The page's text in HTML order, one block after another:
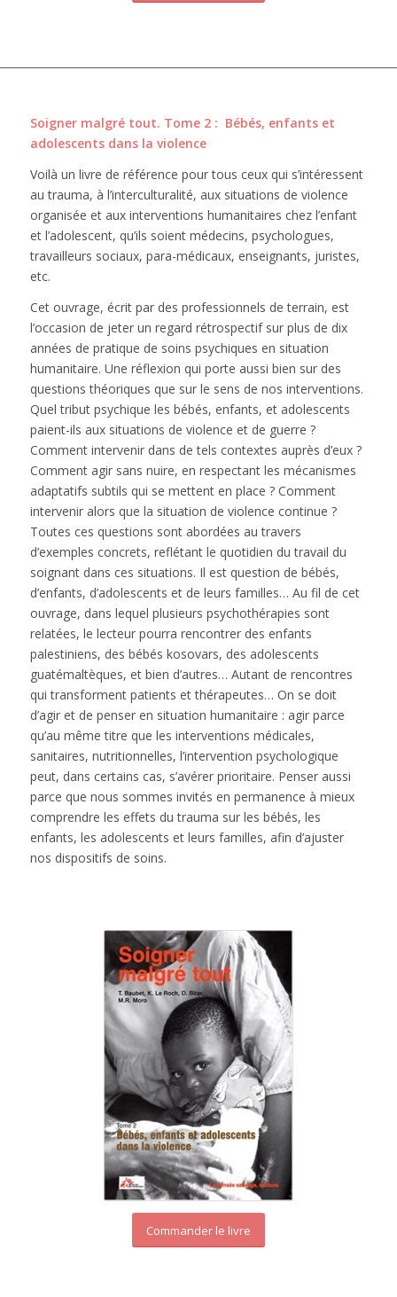
Soigner malgré tout. Tome 2 : Bébés, enfants et
adolescents dans la violence
Voilà un livre de référence pour tous ceux qui s’intéressent
au trauma, à l’interculturalité, aux situations de violence
organisée et aux interventions humanitaires chez l’enfant
et l’adolescent, qu’ils soient médecins, psychologues,
travailleurs sociaux, para-médicaux, enseignants, juristes,
etc.
Cet ouvrage, écrit par des professionnels de terrain, est
l’occasion de jeter un regard rétrospectif sur plus de dix
années de pratique de soins psychiques en situation
humanitaire. Une réflexion qui porte aussi bien sur des
questions théoriques que sur le sens de nos interventions.
Quel tribut psychique les bébés, enfants, et adolescents
paient-ils aux situations de violence et de guerre ?
Comment intervenir dans de tels contextes auprès d’eux ?
Comment agir sans nuire, en respectant les mécanismes
adaptatifs subtils qui se mettent en place ? Comment
intervenir alors que la situation de violence continue ?
Toutes ces questions sont abordées au travers
d’exemples concrets, reflétant le quotidien du travail du
soignant dans ces situations. Il est question de bébés,
d’enfants, d’adolescents et de leurs familles… Au fil de cet
ouvrage, dans lequel plusieurs psychothérapies sont
relatées, le lecteur pourra rencontrer des enfants
palestiniens, des bébés kosovars, des adolescents
guatémaltèques, et bien d’autres… Autant de rencontres
qui transforment patients et thérapeutes… On se doit
d’agir et de penser en situation humanitaire : agir parce
qu’au même titre que les interventions médicales,
sanitaires, nutritionnelles, l’intervention psychologique
peut, dans certains cas, s’avérer prioritaire. Penser aussi
parce que nous sommes invités en permanence à mieux
comprendre les effets du trauma sur les bébés, les
enfants, les adolescents et leurs familles, afin d’ajuster
nos dispositifs de soins.
Commander le livre